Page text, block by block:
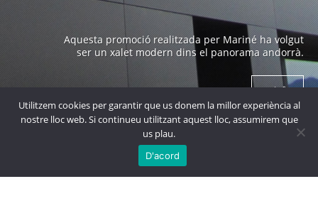
Aquesta promoció realitzada per Mariné ha volgut
ser un xalet modern dins el panorama andorrà.
+ info
Edifici emblemàtic a Andorra construït als anys 70 i
obra de un arquitecte prestigiós com es en Ricard
Bofill.
+ info
PROJECTES
Utilitzem cookies per garantir que us donem la millor experiència al
nostre lloc web. Si continueu utilitzant aquest lloc, assumirem que
us plau.
D'acord